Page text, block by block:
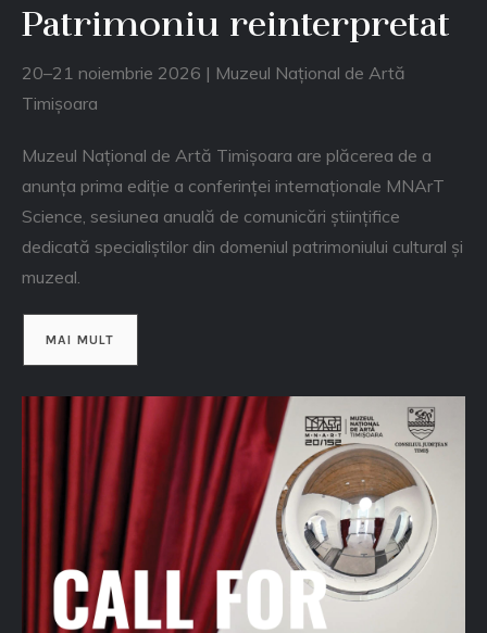
Patrimoniu reinterpretat
20–21 noiembrie 2026 | Muzeul Național de Artă
Timișoara
Muzeul Național de Artă Timișoara are plăcerea de a
anunța prima ediție a conferinței internaționale MNArT
Science, sesiunea anuală de comunicări științifice
dedicată specialiștilor din domeniul patrimoniului cultural și
muzeal.
MAI MULT